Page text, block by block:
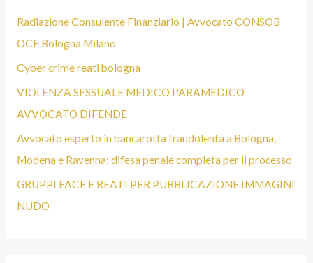
L
O
G
N
A
Radiazione Consulente Finanziario | Avvocato CONSOB
OCF Bologna Milano
Cyber crime reati bologna
VIOLENZA SESSUALE MEDICO PARAMEDICO
AVVOCATO DIFENDE
Avvocato esperto in bancarotta fraudolenta a Bologna,
Modena e Ravenna: difesa penale completa per il processo
GRUPPI FACE E REATI PER PUBBLICAZIONE IMMAGINI
NUDO